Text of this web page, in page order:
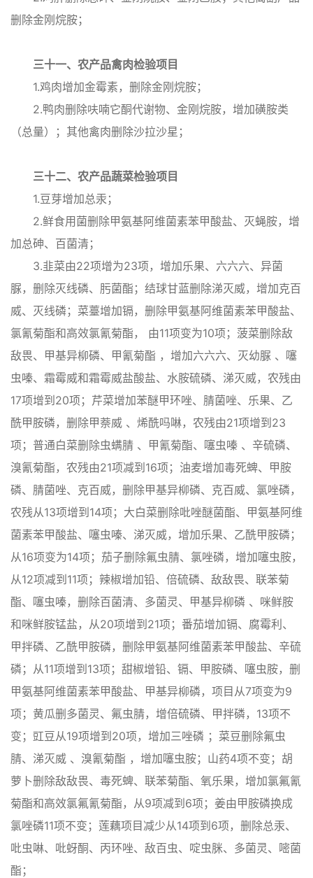
删除金刚烷胺；
三十一、农产品禽肉检验项目
1.鸡肉增加金霉素，删除金刚烷胺；
2.鸭肉删除呋喃它酮代谢物、金刚烷胺，增加磺胺类
（总量）；其他禽肉删除沙拉沙星；
三十二、农产品蔬菜检验项目
1.豆芽增加总汞；
2.鲜食用菌删除甲氨基阿维菌素苯甲酸盐、灭蝇胺，增
加总砷、百菌清；
3.韭菜由22项增为23项，增加乐果、六六六、异菌
脲，删除灭线磷、肟菌酯；结球甘蓝删除涕灭威，增加克百
威、灭线磷；菜薹增加镉，删除甲氨基阿维菌素苯甲酸盐、
氯氰菊酯和高效氯氰菊酯， 由11项变为10项；菠菜删除敌
敌畏、甲基异柳磷、甲氰菊酯 ，增加六六六、灭幼脲 、噻
虫嗪、霜霉威和霜霉威盐酸盐、水胺硫磷、涕灭威，农残由
17项增到20项；芹菜增加苯醚甲环唑、腈菌唑、乐果、乙
酰甲胺磷，删除甲萘威 、烯酰吗啉，农残由21项增到23
项；普通白菜删除虫螨腈 、甲氰菊酯、噻虫嗪 、辛硫磷、
溴氰菊酯，农残由21项减到16项；油麦增加毒死蜱、甲胺
磷、腈菌唑、克百威，删除甲基异柳磷、克百威、氯唑磷，
农残从13项增到14项；大白菜删除吡唑醚菌酯、甲氨基阿维
菌素苯甲酸盐、噻虫嗪、涕灭威，增加乐果、乙酰甲胺磷；
从16项变为14项；茄子删除氟虫腈、氯唑磷，增加噻虫胺，
从12项减到11项；辣椒增加铅、倍硫磷、敌敌畏、联苯菊
酯、噻虫嗪，删除百菌清、多菌灵、甲基异柳磷 、咪鲜胺
和咪鲜胺锰盐，从20项增到21项；番茄增加镉、腐霉利、
甲拌磷、乙酰甲胺磷，删除甲氨基阿维菌素苯甲酸盐、辛硫
磷；从11项增到13项；甜椒增铅、镉、甲胺磷、噻虫胺，删
甲氨基阿维菌素苯甲酸盐、甲基异柳磷，项目从7项变为9
项；黄瓜删多菌灵、氟虫腈，增倍硫磷、甲拌磷，13项不
变；豇豆从19项增到20项，增加三唑磷 ；菜豆删除氟虫
腈、涕灭威 、溴氰菊酯 ，增加噻虫胺；山药4项不变；胡
萝卜删除敌敌畏、毒死蜱、联苯菊酯、氧乐果，增加氯氟氰
菊酯和高效氯氟氰菊酯，从9项减到6项；姜由甲胺磷换成
氯唑磷11项不变；莲藕项目减少从14项到6项，删除总汞、
吡虫啉、吡蚜酮、丙环唑、敌百虫、啶虫脒、多菌灵、嘧菌
酯；